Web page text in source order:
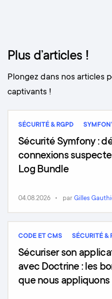
Plus d’articles !
Plongez dans nos articles
captivants !
SÉCURITÉ & RGPD
Sécurité Symfony :
connexions
Log Bundle
04.08.2026 par Gilles
CODE ET CMS SÉCURITÉ &
Sécuriser son
avec Doctrine : les
que nous appliquons